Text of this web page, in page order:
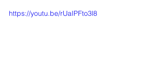
https://youtu.be/rUaIPFto3l8